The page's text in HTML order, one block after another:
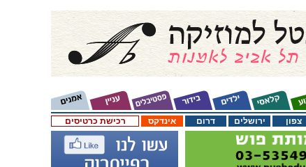
רכישת כרטיסים אינדקס דרום ירושלים צפון